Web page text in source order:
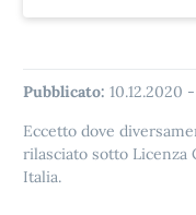
Pubblicato: 10.12.2020 -
Eccetto dove
rilasciato sotto Licenza
Italia.